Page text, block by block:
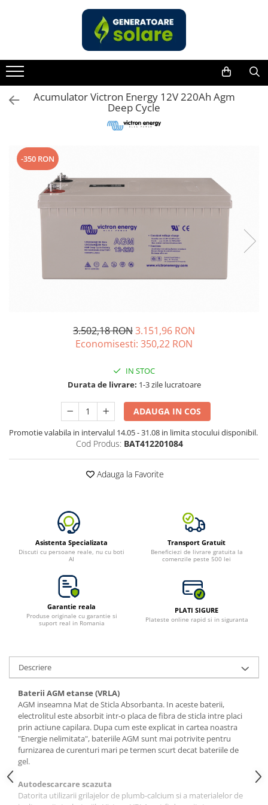
Acasa
Statii de Alimentare Portabile
Cauta dupa capacitate
Intre 2000-3000W
Peste 3000W
Cauta dupa marca
EcoFlow
Cauta dupa marca
EcoFlow
Panouri Solare Pliabile
Cauta dupa marca
Bluetti
Pecron
Toate panourile portabile
Frigidere Portabile
Componente Fotovoltaice
Incarcatoare solare
Incarcatoare solare MPPT
Incarcatoare solare PWM
Interfete si cabluri
Cabluri panouri fotovoltaice
Cabluri pentru echipamente
fotovoltaice
Acumulator Victron Energy 12V 220Ah Agm
Deep Cycle
-350 RON
3.502,18 RON3.151,96 RON
Economisesti: 350,22 RON
IN STOC
Durata de livrare: 1-3 zile lucratoare
ADAUGA IN COS
Promotie valabila in intervalul 14.05 - 31.08 in limita stocului disponibil.
Cod Produs: BAT412201084
Adauga la Favorite
Asistenta Specializata
Discuti cu persoane reale, nu cu boti
AI
Transport Gratuit
Beneficiezi de livrare gratuita la
comenzile peste 500 lei
Garantie reala
Produse originale cu garantie si
suport real in Romania
PLATI SIGURE
Plateste online rapid si in siguranta
Descriere
Baterii AGM etanse (VRLA)
AGM inseamna Mat de Sticla Absorbanta. In aceste baterii,
electrolitul este absorbit intr-o placa de fibra de sticla intre placi
prin actiune capilara. Dupa cum este explicat in cartea noastra
"Energie nelimitata", bateriile AGM sunt mai potrivite pentru
furnizarea de curenturi mari pe termen scurt decat bateriile de
gel.
Autodescarcare scazuta
Datorita utilizarii grilajelor de plumb-calcium si a materialelor de